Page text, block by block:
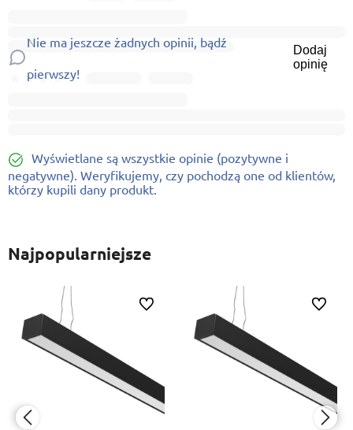
Nie ma jeszcze żadnych opinii, bądź
pierwszy!
Dodaj
opinię
Wyświetlane są wszystkie opinie (pozytywne i
negatywne). Weryfikujemy, czy pochodzą one od klientów,
którzy kupili dany produkt.
Najpopularniejsze
Do ulubionych Do